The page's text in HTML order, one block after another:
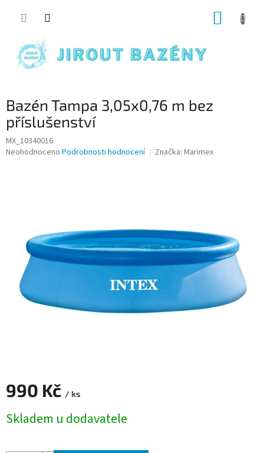
Bazén Tampa 3,05x0,76 m bez
příslušenství
MX_10340016
Průměrné hodnocení produktu je 0,0 z 5 hvězdiček.
Neohodnoceno Podrobnosti hodnocení Značka: Marimex
990 Kč / ks
Skladem u dodavatele